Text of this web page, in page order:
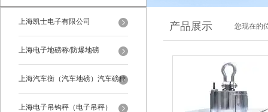
上海凯士电子有限公司
上海电子地磅称/防爆地磅
上海汽车衡（汽车地磅）汽车磅秤
上海电子吊钩秤（电子吊秤）
产品展示 您现在的